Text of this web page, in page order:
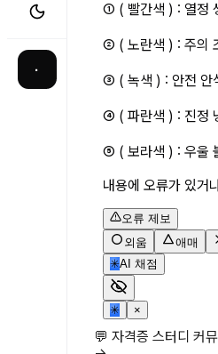
·
① ( 빨간색 ) : 열정
② ( 노란색 ) : 주의
③ ( 녹색 ) : 안전 안
④ ( 파란색 ) : 진정
⑤ ( 보라색 ) : 우울
내용에 오류가 있거
오류 제보
외움
애매
✳AI 채점
✳ ×
💬 자격증 스터디 커